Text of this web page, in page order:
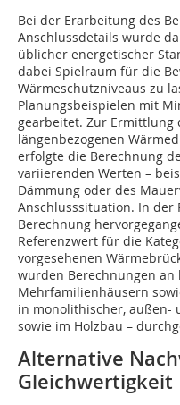
Bei der Erarbeitung des
Anschlussdetails wurde
üblicher energetischer
dabei Spielraum für die
Wärmeschutzniveaus zu
Planungsbeispielen mit
gearbeitet. Zur Ermittlung
längenbezogenen
erfolgte die Berechnung
variierenden Werten –
Dämmung oder des
Anschlusssituation. In der
Berechnung
Referenzwert für die
vorgesehenen
wurden Berechnungen an
Mehrfamilienhäusern
in monolithischer, außen-
sowie im Holzbau –
Alternative
Gleichwertigkeit